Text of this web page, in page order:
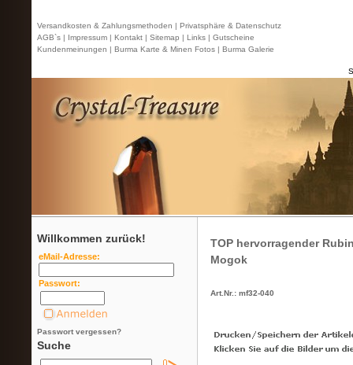
Versandkosten & Zahlungsmethoden | Privatsphäre & Datenschutz
AGB`s | Impressum | Kontakt | Sitemap | Links | Gutscheine
Kundenmeinungen | Burma Karte & Minen Fotos | Burma Galerie
Willkommen zurück!
eMail-Adresse:
Passwort:
Passwort vergessen?
Suche
TOP hervorragender
Mogok
Art.Nr.: mf32-040